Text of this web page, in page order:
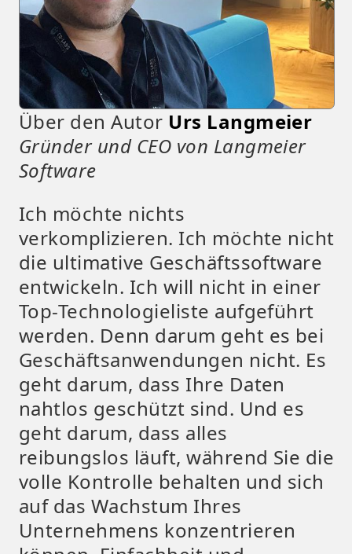
Über den Autor Urs Langmeier
Gründer und CEO von Langmeier
Software
Ich möchte nichts
verkomplizieren. Ich möchte nicht
die ultimative Geschäftssoftware
entwickeln. Ich will nicht in einer
Top-Technologieliste aufgeführt
werden. Denn darum geht es bei
Geschäftsanwendungen nicht. Es
geht darum, dass Ihre Daten
nahtlos geschützt sind. Und es
geht darum, dass alles
reibungslos läuft, während Sie die
volle Kontrolle behalten und sich
auf das Wachstum Ihres
Unternehmens konzentrieren